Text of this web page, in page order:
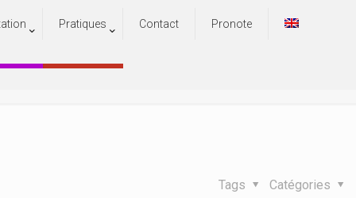
Pratiques Contact Pronote
Catégories
Tags